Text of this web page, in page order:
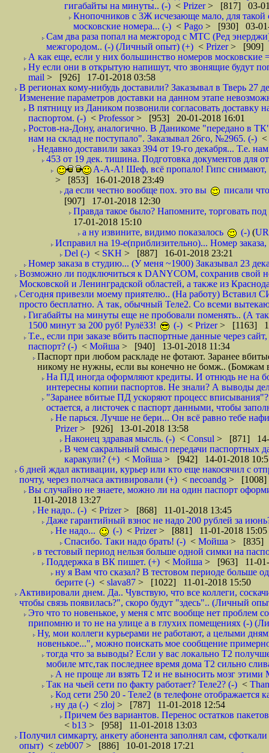
гигабайты на минуты.. (-) < Prizer> [817] 03-
Кнопочников с 3Ж исчезающе мало, для такой
московские номера... (-) < Pago > [930] 03-01-
Сам два раза попал на межгород с МТС (Ред
межгородом.. (-) (Личный опыт) (+) < Prizer> [909]
А как еще, если у них большинство номеров московские
Ну если они в открытую напишут, что звонящие будут
mail > [926] 17-01-2018 03:58
В регионах кому-нибудь доставили? Заказывал в Тверь 27
Изменение параметров доставки на данном этапе
В пятницу из Даником позвонили согласовать доставку
паспортом. (-) < Professor> [953] 20-01-2018 16:01
Ростов-на-Дону, аналогично. В Даникоме "передано в
нам на склад не поступало". Заказывал 26го, №2965. (-) <
Недавно доставили заказ 394 от 19-го декабря... Т.е.
453 от 19 дек. тишина. Подготовка документов для
А-А-А! Шеф, всё пропало! Гипс снимают,
> [853] 16-01-2018 23:49
да если честно вообще пох. это вы
писали
[907] 17-01-2018 12:30
Правда такое было? Напомните, торговать
17-01-2018 15:10
а ну извините, видимо показалось
(-) (
Исправил на 19-е(приблизительно)... Номер
Del (-) < SKH > [887] 16-01-2018 23:21
Номер заказа в студию... (У меня ~1900) Заказывал 23
Возможно ли подключиться к DANYCOM, сохранив свой
Московской и Ленинградской областей, а также из
Сегодня привезли моему приятелю.. (На работу) Вставил
просто бесплатно. А так, обычный Теле2. Со всеми
Гигабайты на минуты еще не пробовали поменять.. (А
1500 минут за 200 руб! РулёЗЗ!
(-) < Prizer> [1163]
Т.е., если при заказе вбить паспортные данные через
паспорт? (-) < Мойша > [940] 13-01-2018 11:34
Паспорт при любом раскладе не фотают. Заранее
никому не нужны, если вы конечно не бомж.. (Бомжам
На ПД иногда оформляют кредиты. И отнюдь не на
интересны копии паспортов. Не знали? А выводы
"Заранее вбитые ПД ускоряют процесс
остается, а листочек с паспорт данными, чтобы
Не парься. Лучше не бери... Он всё равно тебе
Prizer> [926] 13-01-2018 13:58
Наконец здравая мысль. (-) < Consul > [871] 14-
В чем сакральный смысл передачи паспортных
каракули? (+) < Мойша > [942] 14-01-2018
6 дней ждал активации, курьер или кто еще накосячил с
почту, через полчаса активировали (+) < necoandg > [1008]
Вы случайно не знаете, можно ли на один паспорт
11-01-2018 13:27
Не надо.. (-) < Prizer> [868] 11-01-2018 13:45
Даже гарантийный взнос не надо 200 рублей за
Не надо...
(-) < Prizer> [881] 11-01-2018 15:05
Спасибо. Таки надо брать! (-) < Мойша > [835]
в тестовый период нельзя больше одной симки на
Поддержка в ВК пишет. (+) < Мойша > [963] 11-01-
ну я Вам что сказал? В тестовом периоде больше
берите (-) < slava87 > [1022] 11-01-2018 15:50
Активировали днем. Да.. Чувствую, что все коллеги,
чтобы связь появилась?", скоро будут "здесь".. (Личный
Это что то новенькое, у меня с мтс вообще нет проблем
припомню и то не на улице а в глухих помещениях (-)
Ну, мои коллеги курьерами не работают, а целыми
новенькое...", можно поискать мое сообщение
тогда что за выводы? Если у вас локально Т2
мобиле мтс,так последнее время дома Т2 сильно
А не проще ли взять Т2 и не выносить мозг
Так на чьей сети по факту работает? Теле2? (-) <
Код сети 250 20 - Теле2 (в телефоне отображается
ну да (-) < zloj > [787] 11-01-2018 12:54
Причем без вариантов. Перенос остатков
< b13 > [958] 11-01-2018 13:03
Получил симкарту, анкету абонента заполнял сам,
опыт) < zeb007 > [886] 10-01-2018 17:21